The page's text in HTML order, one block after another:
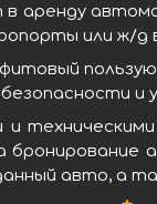
аренду
или ж/д
и
авто, а